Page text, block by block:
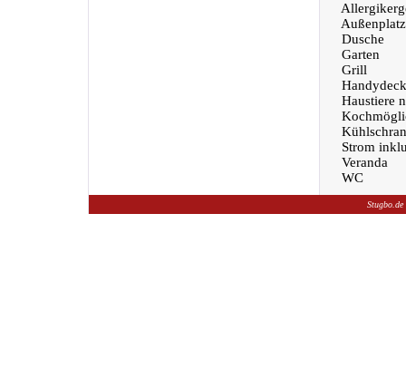
Dusche
Garten
Grill
Haustiere
Strom
Veranda
WC